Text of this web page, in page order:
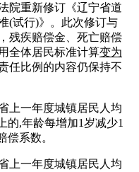
院重新修订《辽宁省道
(试行)》。此次修订与
残疾赔偿金、死亡赔偿
全体居民标准计算变为
任比例的内容仍保持不
上一年度城镇居民人均
的,年龄每增加1岁减少1
偿系数。
上一年度城镇居民人均